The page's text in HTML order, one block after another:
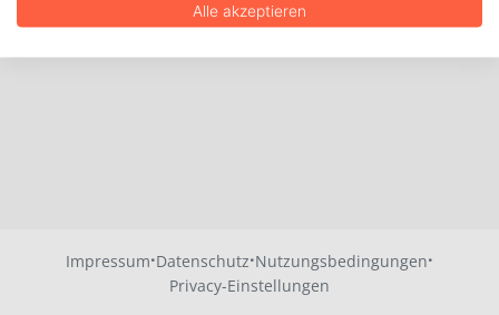
Impressum·Datenschutz·Nutzungsbedingungen·
Privacy-Einstellungen
Alle akzeptieren